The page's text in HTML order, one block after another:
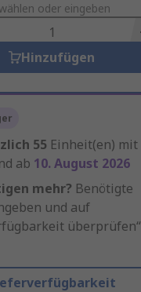
oder eingeben
Hinzufügen
55 Einheit(en) mit
ab 10. August 2026
mehr? Benötigte
und auf
überprüfen“